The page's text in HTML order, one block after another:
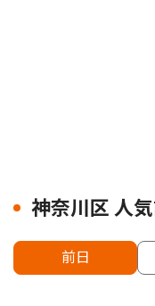
神奈川区 人
前日